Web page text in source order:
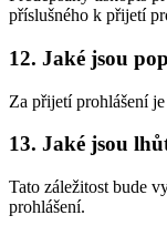
příslušného k přijetí
12. Jaké jsou
Za přijetí prohlášení
13. Jaké jsou
Tato záležitost bude
prohlášení.